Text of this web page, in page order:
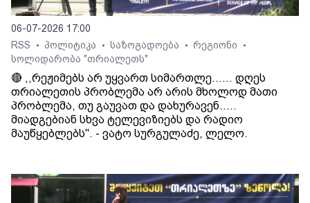
06-07-2026 17:00
RSS
• პოლიტიკა • საზოგადოება • რეგიონი •
სოლიდარობა "თრიალეთს"
🔴 ,,რეჟიმებს არ უყვართ სიმართლე...... დღეს
თრიალეთის პრობლემა არ არის მხოლოდ მათი
პრობლემა, თუ გაუვათ და დახურავენ.....
მიადგებიან სხვა ტელევიზიებს და რადიო
მაუწყებლებს". - ვატო სურგულაძე, ლელო.